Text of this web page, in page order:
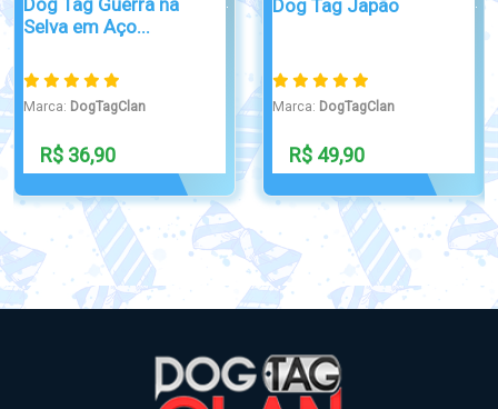
Dominó Personalizado
Bombeiro
Marca: DogTagClan
R$ 165,00
Pin Broche Lapela Brasil
Marca: DogTagClan
R$ 35,00